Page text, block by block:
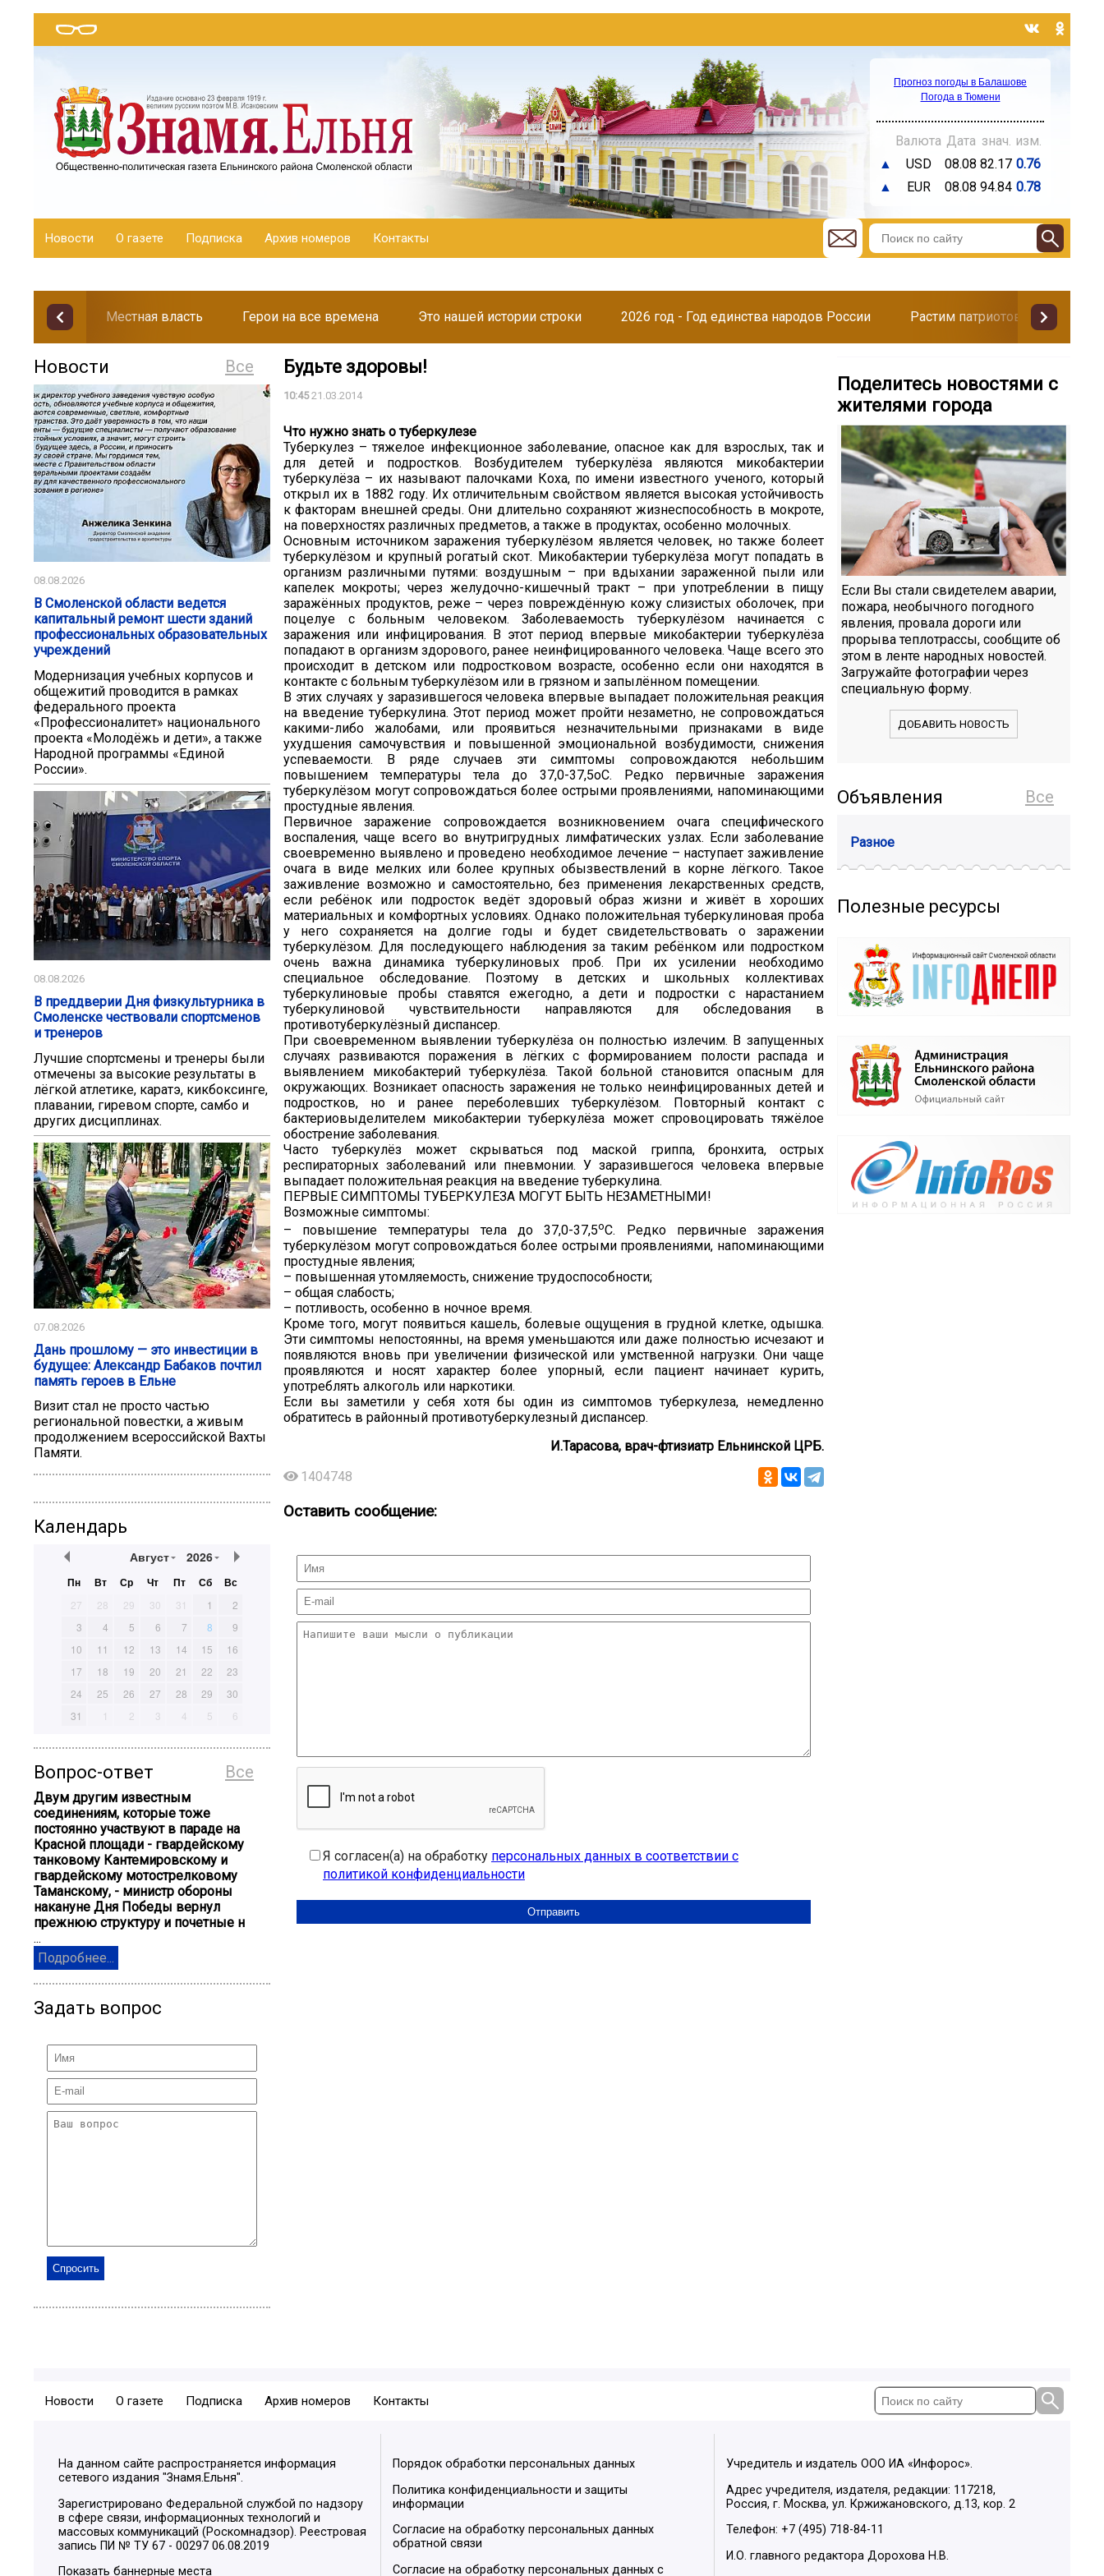
Прогноз погоды в Балашове
Погода в Тюмени
Валюта Дата знач. изм.
▲
USD 08.08 82.17 0.76
▲
EUR 08.08 94.84 0.78
Новости О газете Подписка Архив номеров Контакты
Местная власть Герои на все времена Это нашей истории строки 2026 год - Год единства народов России Растим патриотов
Все
Новости
08.08.2026
В Смоленской области ведется
капитальный ремонт шести зданий
профессиональных образовательных
учреждений
Модернизация учебных корпусов и
общежитий проводится в рамках
федерального проекта
«Профессионалитет» национального
проекта «Молодёжь и дети», а также
Народной программы «Единой
России».
08.08.2026
В преддверии Дня физкультурника в
Смоленске чествовали спортсменов
и тренеров
Лучшие спортсмены и тренеры были
отмечены за высокие результаты в
лёгкой атлетике, каратэ, кикбоксинге,
плавании, гиревом спорте, самбо и
других дисциплинах.
07.08.2026
Дань прошлому — это инвестиции в
будущее: Александр Бабаков почтил
память героев в Ельне
Визит стал не просто частью
региональной повестки, а живым
продолжением всероссийской Вахты
Памяти.
Календарь
Август 2026
Пн Вт Ср Чт Пт Сб Вс
27 28 29 30 31 1
2
3
4 5 6 7 8
9
10
11 12 13 14 15
16
17
18 19 20 21 22
23
24
25 26 27 28 29
30
31
1 2 3 4 5 6
Все
Вопрос-ответ
Двум другим известным
соединениям, которые тоже
постоянно участвуют в параде на
Красной площади - гвардейскому
танковому Кантемировскому и
гвардейскому мотострелковому
Таманскому, - министр обороны
накануне Дня Победы вернул
прежнюю структуру и почетные н
...
Подробнее...
Задать вопрос
Будьте здоровы!
10:4521.03.2014
Что нужно знать о туберкулезе
Туберкулез – тяжелое инфекционное заболевание, опасное как для взрослых, так и
для детей и подростков. Возбудителем туберкулёза являются микобактерии
туберкулёза – их называют палочками Коха, по имени известного ученого, который
открыл их в 1882 году. Их отличительным свойством является высокая устойчивость
к факторам внешней среды. Они длительно сохраняют жизнеспособность в мокроте,
на поверхностях различных предметов, а также в продуктах, особенно молочных.
Основным источником заражения туберкулёзом является человек, но также болеет
туберкулёзом и крупный рогатый скот. Микобактерии туберкулёза могут попадать в
организм различными путями: воздушным – при вдыхании зараженной пыли или
капелек мокроты; через желудочно-кишечный тракт – при употреблении в пищу
заражённых продуктов, реже – через повреждённую кожу слизистых оболочек, при
поцелуе с больным человеком. Заболеваемость туберкулёзом начинается с
заражения или инфицирования. В этот период впервые микобактерии туберкулёза
попадают в организм здорового, ранее неинфицированного человека. Чаще всего это
происходит в детском или подростковом возрасте, особенно если они находятся в
контакте с больным туберкулёзом или в грязном и запылённом помещении.
В этих случаях у заразившегося человека впервые выпадает положительная реакция
на введение туберкулина. Этот период может пройти незаметно, не сопровождаться
какими-либо жалобами, или проявиться незначительными признаками в виде
ухудшения самочувствия и повышенной эмоциональной возбудимости, снижения
успеваемости. В ряде случаев эти симптомы сопровождаются небольшим
повышением температуры тела до 37,0-37,5оС. Редко первичные заражения
туберкулёзом могут сопровождаться более острыми проявлениями, напоминающими
простудные явления.
Первичное заражение сопровождается возникновением очага специфического
воспаления, чаще всего во внутригрудных лимфатических узлах. Если заболевание
своевременно выявлено и проведено необходимое лечение – наступает заживление
очага в виде мелких или более крупных обызвествлений в корне лёгкого. Такое
заживление возможно и самостоятельно, без применения лекарственных средств,
если ребёнок или подросток ведёт здоровый образ жизни и живёт в хороших
материальных и комфортных условиях. Однако положительная туберкулиновая проба
у него сохраняется на долгие годы и будет свидетельствовать о заражении
туберкулёзом. Для последующего наблюдения за таким ребёнком или подростком
очень важна динамика туберкулиновых проб. При их усилении необходимо
специальное обследование. Поэтому в детских и школьных коллективах
туберкулиновые пробы ставятся ежегодно, а дети и подростки с нарастанием
туберкулиновой чувствительности направляются для обследования в
противотуберкулёзный диспансер.
При своевременном выявлении туберкулёза он полностью излечим. В запущенных
случаях развиваются поражения в лёгких с формированием полости распада и
выявлением микобактерий туберкулёза. Такой больной становится опасным для
окружающих. Возникает опасность заражения не только неинфицированных детей и
подростков, но и ранее переболевших туберкулёзом. Повторный контакт с
бактериовыделителем микобактерии туберкулёза может спровоцировать тяжёлое
обострение заболевания.
Часто туберкулёз может скрываться под маской гриппа, бронхита, острых
респираторных заболеваний или пневмонии. У заразившегося человека впервые
выпадает положительная реакция на введение туберкулина.
ПЕРВЫЕ СИМПТОМЫ ТУБЕРКУЛЕЗА МОГУТ БЫТЬ НЕЗАМЕТНЫМИ!
Возможные симптомы:
– повышение температуры тела до 37,0-37,5оС. Редко первичные заражения
туберкулёзом могут сопровождаться более острыми проявлениями, напоминающими
простудные явления;
– повышенная утомляемость, снижение трудоспособности;
– общая слабость;
– потливость, особенно в ночное время.
Кроме того, могут появиться кашель, болевые ощущения в грудной клетке, одышка.
Эти симптомы непостоянны, на время уменьшаются или даже полностью исчезают и
появляются вновь при увеличении физической или умственной нагрузки. Они чаще
проявляются и носят характер более упорный, если пациент начинает курить,
употреблять алкоголь или наркотики.
Если вы заметили у себя хотя бы один из симптомов туберкулеза, немедленно
обратитесь в районный противотуберкулезный диспансер.
И.Тарасова, врач-фтизиатр Ельнинской ЦРБ.
1404748
Оставить сообщение:
Я согласен(а) на обработку персональных данных в соответствии с
политикой конфиденциальности
Поделитесь новостями с
жителями города
Если Вы стали свидетелем аварии,
пожара, необычного погодного
явления, провала дороги или
прорыва теплотрассы, сообщите об
этом в ленте народных новостей.
Загружайте фотографии через
специальную форму.
ДОБАВИТЬ НОВОСТЬ
Все
Объявления
Разное
Полезные ресурсы
Новости О газете Подписка Архив номеров Контакты
На данном сайте распространяется информация
сетевого издания "Знамя.Ельня".
Зарегистрировано Федеральной службой по надзору
в сфере связи, информационных технологий и
массовых коммуникаций (Роскомнадзор). Реестровая
запись ПИ № ТУ 67 - 00297 06.08.2019
Показать баннерные места
Порядок обработки персональных данных
Политика конфиденциальности и защиты
информации
Согласие на обработку персональных данных
обратной связи
Согласие на обработку персональных данных с
Учредитель и издатель ООО ИА «Инфорос».
Адрес учредителя, издателя, редакции: 117218,
Россия, г. Москва, ул. Кржижановского, д.13, кор. 2
Телефон: +7 (495) 718-84-11
И.О. главного редактора Дорохова Н.В.